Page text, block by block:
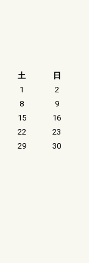
土
日
1
2
8
9
15
16
22
23
29
30